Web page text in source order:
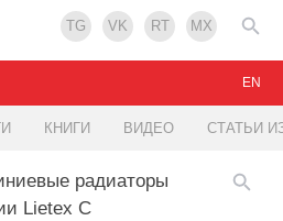
TG VK RT MX
КНИГИ ВИДЕО СТАТЬИ
EN
радиаторы
Lietex С